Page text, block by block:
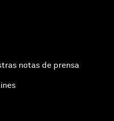
notas de prensa